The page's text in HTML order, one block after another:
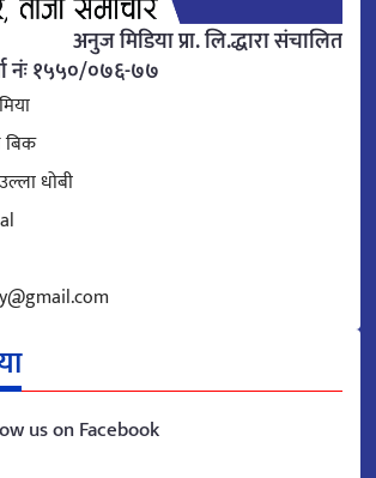
अनुज मिडिया प्रा. लि.द्धारा संचालित
नंः १५५०/०७६-७७
बिक
धोबी
us on Facebook